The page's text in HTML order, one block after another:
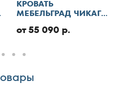
КРОВАТЬ
МЕБЕЛЬГРАД ЧИКАГО
от 55 090 р.